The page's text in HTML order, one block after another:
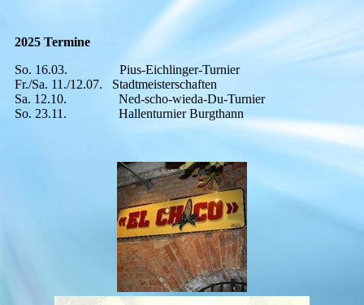
2025 Termine
So. 16.03. Pius-Eichlinger-Turnier
Fr./Sa. 11./12.07. Stadtmeisterschaften
Sa. 12.10. Ned-scho-wieda-Du-Turnier
So. 23.11. Hallenturnier Burgthann